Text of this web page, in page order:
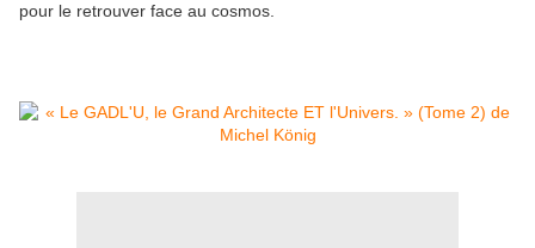
pour le retrouver face au cosmos.